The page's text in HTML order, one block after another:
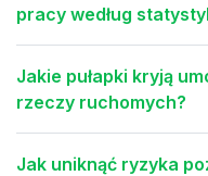
pracy według
Jakie pułapki kryją
rzeczy ruchomych?
Jak uniknąć ryzyka